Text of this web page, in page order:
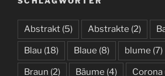
Abstrakt (5) Abstrakte (2)
Blau (18) Blaue (8) blume (7)
Braun (2) Bäume (4) Corona